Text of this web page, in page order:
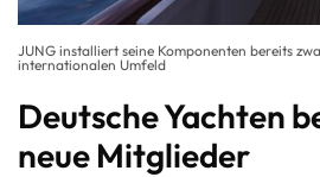
JUNG installiert seine Komponenten bereits
internationalen Umfeld
Deutsche Yachten
neue Mitglieder